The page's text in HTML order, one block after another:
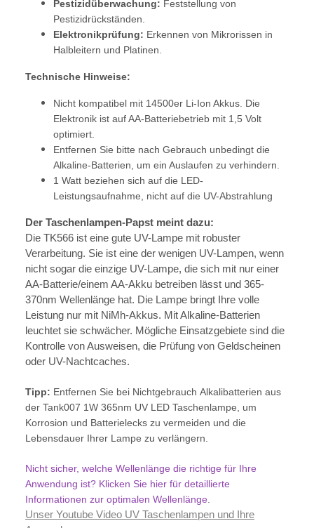
Pestizidüberwachung: Feststellung von
Pestizidrückständen.
Elektronikprüfung: Erkennen von Mikrorissen in
Halbleitern und Platinen.
Technische Hinweise:
Nicht kompatibel mit 14500er Li-Ion Akkus. Die
Elektronik ist auf AA-Batteriebetrieb mit 1,5 Volt
optimiert.
Entfernen Sie bitte nach Gebrauch unbedingt die
Alkaline-Batterien, um ein Auslaufen zu verhindern.
1 Watt beziehen sich auf die LED-
Leistungsaufnahme, nicht auf die UV-Abstrahlung
Der Taschenlampen-Papst meint dazu:
Die TK566 ist eine gute UV-Lampe mit robuster
Verarbeitung. Sie ist eine der wenigen UV-Lampen, wenn
nicht sogar die einzige UV-Lampe, die sich mit nur einer
AA-Batterie/einem AA-Akku betreiben lässt und 365-
370nm Wellenlänge hat. Die Lampe bringt Ihre volle
Leistung nur mit NiMh-Akkus. Mit Alkaline-Batterien
leuchtet sie schwächer. Mögliche Einsatzgebiete sind die
Kontrolle von Ausweisen, die Prüfung von Geldscheinen
oder UV-Nachtcaches.
Tipp: Entfernen Sie bei Nichtgebrauch Alkalibatterien aus
der Tank007 1W 365nm UV LED Taschenlampe, um
Korrosion und Batterielecks zu vermeiden und die
Lebensdauer Ihrer Lampe zu verlängern.
Nicht sicher, welche Wellenlänge die richtige für Ihre
Anwendung ist? Klicken Sie hier für detaillierte
Informationen zur optimalen Wellenlänge.
Unser Youtube Video UV Taschenlampen und Ihre